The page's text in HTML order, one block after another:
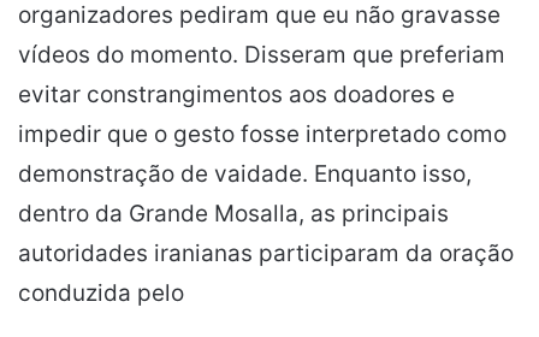
organizadores pediram que eu não gravasse
vídeos do momento. Disseram que preferiam
evitar constrangimentos aos doadores e
impedir que o gesto fosse interpretado como
demonstração de vaidade. Enquanto isso,
dentro da Grande Mosalla, as principais
autoridades iranianas participaram da oração
conduzida pelo